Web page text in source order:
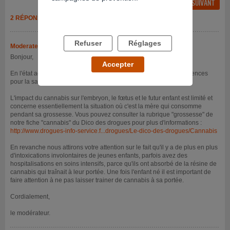
FIL PRÉCÉDENT FIL SUIVANT
2 RÉPONSES
Moderateur
- 28/01/2019 à 10h43
Bonjour,
En l'état actuel de nos connaissance non, il n'y a pas de conséquences
pour la santé du futur bébé lorsque le père fume un joint par jour.
L'impact du cannabis sur l'embryon, le fœtus et le futur enfant est limité et
concerne essentiellement la situation où c'est la mère qui consomme
pendant sa grossesse. Vous pouvez consulter la rubrique "grossesse" de
notre fiche "cannabis" du Dico des drogues pour plus d'informations :
http://www.drogues-info-service.f...drogues/Le-dico-des-drogues/Cannabis
En revanche nous attirons votre attention sur le fait qu'il y a de plus en plus
d'intoxications involontaires de jeunes enfants, parfois avez des
hospitalisations en soins intensifs, parce qu'ils ont absorbé de la résine de
cannabis qui traînait à leur portée. Une fois l'enfant né il est important de
faire attention à ne pas laisser trainer de cannabis à sa portée.
Cordialement,
le modérateur.
Refuser Réglages
Accepter